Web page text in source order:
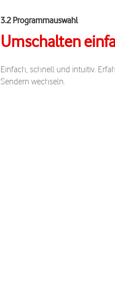
3.2 Programmauswahl
Umschalten
Einfach, schnell und intuitiv.
Sendern wechseln.